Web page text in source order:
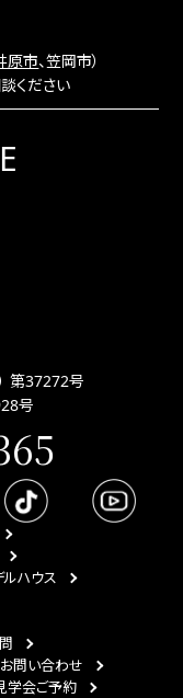
原市、笠岡市）
ください
第37272号
号
ハウス
問い合わせ
学会ご予約